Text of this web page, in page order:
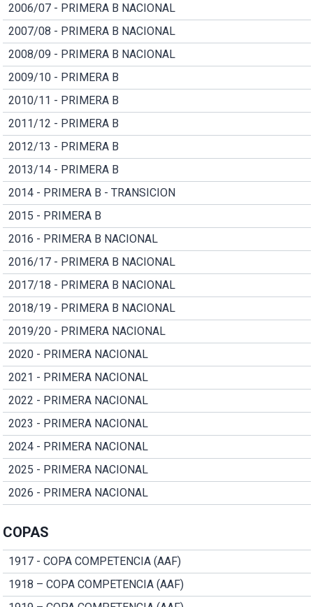
2006/07 - PRIMERA B NACIONAL
2007/08 - PRIMERA B NACIONAL
2008/09 - PRIMERA B NACIONAL
2009/10 - PRIMERA B
2010/11 - PRIMERA B
2011/12 - PRIMERA B
2012/13 - PRIMERA B
2013/14 - PRIMERA B
2014 - PRIMERA B - TRANSICION
2015 - PRIMERA B
2016 - PRIMERA B NACIONAL
2016/17 - PRIMERA B NACIONAL
2017/18 - PRIMERA B NACIONAL
2018/19 - PRIMERA B NACIONAL
2019/20 - PRIMERA NACIONAL
2020 - PRIMERA NACIONAL
2021 - PRIMERA NACIONAL
2022 - PRIMERA NACIONAL
2023 - PRIMERA NACIONAL
2024 - PRIMERA NACIONAL
2025 - PRIMERA NACIONAL
2026 - PRIMERA NACIONAL
COPAS
1917 - COPA COMPETENCIA (AAF)
1918 – COPA COMPETENCIA (AAF)